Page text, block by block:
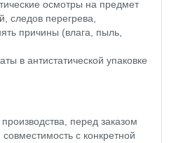
осмотры на предмет
следов перегрева,
причины (влага, пыль,
в антистатической упаковке
перед заказом
с конкретной